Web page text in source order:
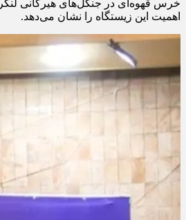
خرس قهوه‌ای در جنگل‌های هیرکانی
اهمیت این زیستگاه را نشان می‌دهد.